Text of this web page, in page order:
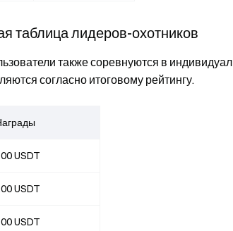
таблица лидеров-охотников
также соревнуются в
согласно итоговому рейтингу.
USDT
USDT
USDT